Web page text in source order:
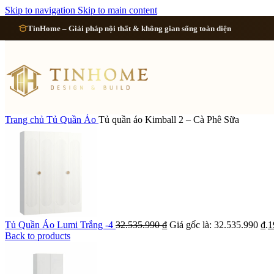
Skip to navigation Skip to main content
TinHome – Giải pháp nội thất & không gian sống toàn diện
Cải tạo
Trang chủ Tủ Quần Áo Tủ quần áo Kimball 2 – Cà Phê Sữa
Tủ Quần Áo Lumi Trắng -4 32.535.990₫ Giá gốc là: 32.535.990 ₫.
Back to products